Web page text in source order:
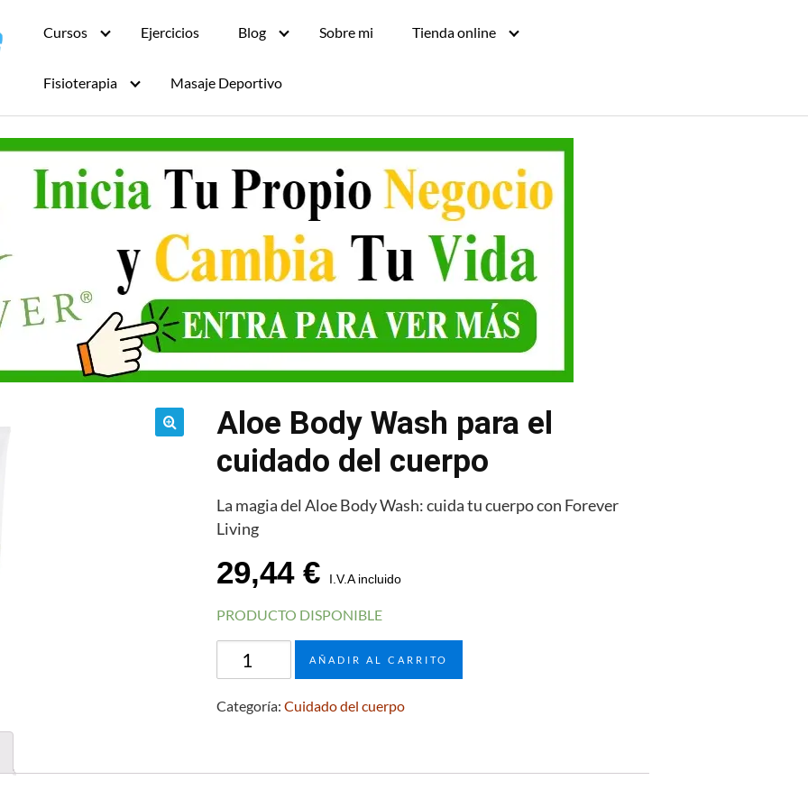
Cursos Ejercicios Blog Sobre mi Tienda online
Fisioterapia Masaje Deportivo
Aloe Body Wash para el
cuidado del cuerpo
La magia del Aloe Body Wash: cuida tu cuerpo con Forever
Living
29,44 € I.V.A incluido
PRODUCTO DISPONIBLE
Body
para
AÑADIR AL CARRITO
Categoría: Cuidado del cuerpo